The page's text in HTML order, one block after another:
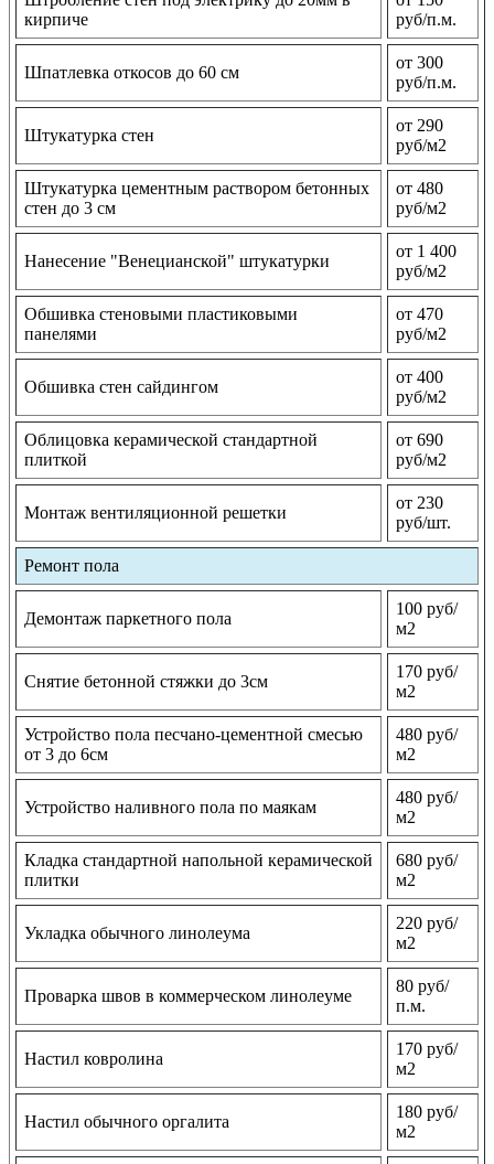
кирпиче
руб/п.м.
Шпатлевка откосов до 60 см
от 300
руб/п.м.
Штукатурка стен
от 290
руб/м2
Штукатурка цементным раствором бетонных
стен до 3 см
от 480
руб/м2
Нанесение "Венецианской" штукатурки
от 1 400
руб/м2
Обшивка стеновыми пластиковыми
панелями
от 470
руб/м2
Обшивка стен сайдингом
от 400
руб/м2
Облицовка керамической стандартной
плиткой
от 690
руб/м2
Монтаж вентиляционной решетки
от 230
руб/шт.
Ремонт пола
Демонтаж паркетного пола
100 руб/
м2
Снятие бетонной стяжки до 3см
170 руб/
м2
Устройство пола песчано-цементной смесью
от 3 до 6см
480 руб/
м2
Устройство наливного пола по маякам
480 руб/
м2
Кладка стандартной напольной керамической
плитки
680 руб/
м2
Укладка обычного линолеума
220 руб/
м2
Проварка швов в коммерческом линолеуме
80 руб/
п.м.
Настил ковролина
170 руб/
м2
Настил обычного оргалита
180 руб/
м2